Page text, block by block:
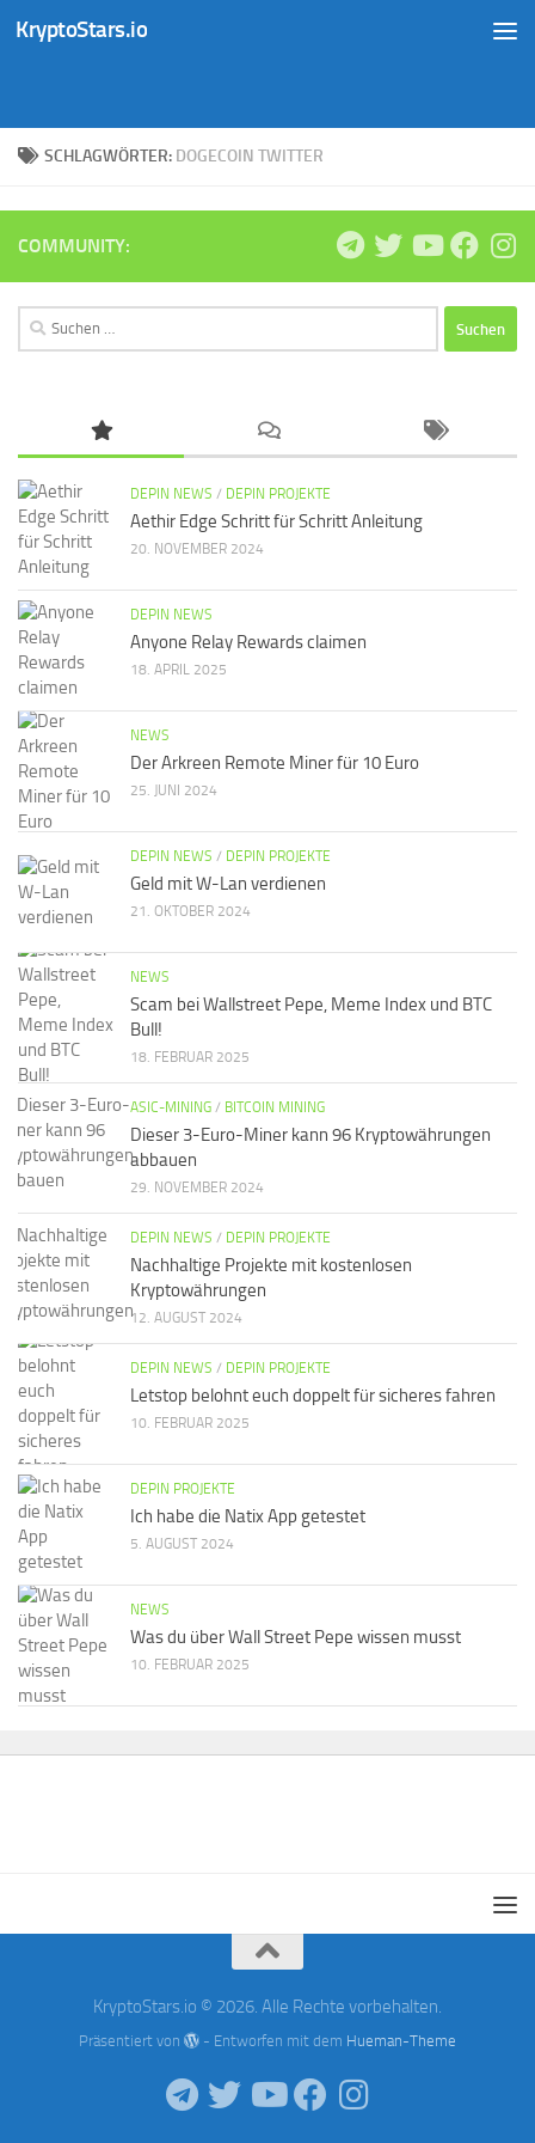
Zum Inhalt springen
KryptoStars.io
SCHLAGWÖRTER: DOGECOIN TWITTER
COMMUNITY:
Suchen
nach:
DEPIN NEWS / DEPIN PROJEKTE
Aethir Edge Schritt für Schritt Anleitung
20. NOVEMBER 2024
DEPIN NEWS
Anyone Relay Rewards claimen
18. APRIL 2025
NEWS
Der Arkreen Remote Miner für 10 Euro
25. JUNI 2024
DEPIN NEWS / DEPIN PROJEKTE
Geld mit W-Lan verdienen
21. OKTOBER 2024
NEWS
Scam bei Wallstreet Pepe, Meme Index und BTC
Bull!
18. FEBRUAR 2025
ASIC-MINING / BITCOIN MINING
Dieser 3-Euro-Miner kann 96 Kryptowährungen
abbauen
29. NOVEMBER 2024
DEPIN NEWS / DEPIN PROJEKTE
Nachhaltige Projekte mit kostenlosen
Kryptowährungen
12. AUGUST 2024
DEPIN NEWS / DEPIN PROJEKTE
Letstop belohnt euch doppelt für sicheres fahren
10. FEBRUAR 2025
DEPIN PROJEKTE
Ich habe die Natix App getestet
5. AUGUST 2024
NEWS
Was du über Wall Street Pepe wissen musst
10. FEBRUAR 2025
KryptoStars.io © 2026. Alle Rechte vorbehalten.
Präsentiert von - Entworfen mit dem Hueman-Theme